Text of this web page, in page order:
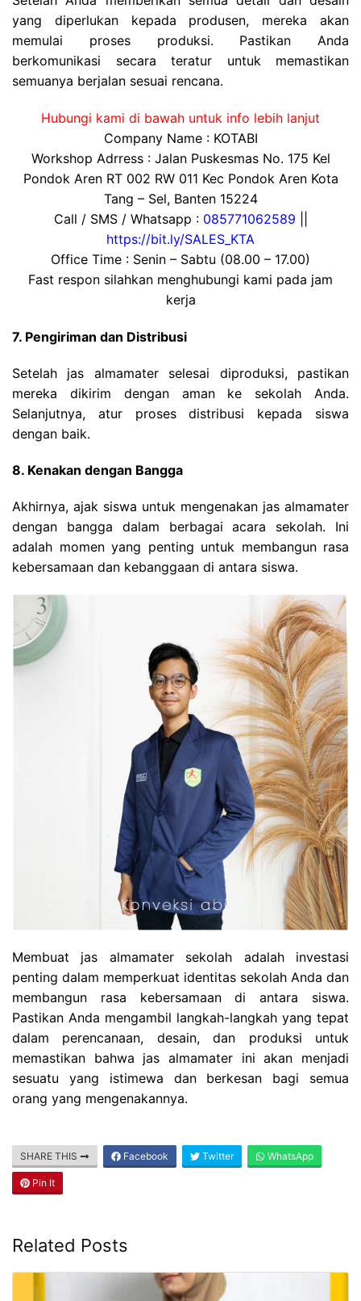
yang diperlukan kepada produsen, mereka akan
memulai proses produksi. Pastikan Anda
berkomunikasi secara teratur untuk memastikan
semuanya berjalan sesuai rencana.
Hubungi kami di bawah untuk info lebih lanjut
Company Name : KOTABI
Workshop Adrress : Jalan Puskesmas No. 175 Kel
Pondok Aren RT 002 RW 011 Kec Pondok Aren Kota
Tang – Sel, Banten 15224
Call / SMS / Whatsapp : 085771062589
https://bit.ly/SALES_KTA
Office Time : Senin – Sabtu (08.00 – 17.00)
Fast respon silahkan menghubungi kami pada jam
kerja
7. Pengiriman dan Distribusi
Setelah jas almamater selesai diproduksi, pastikan
mereka dikirim dengan aman ke sekolah Anda.
Selanjutnya, atur proses distribusi kepada siswa
dengan baik.
8. Kenakan dengan Bangga
Akhirnya, ajak siswa untuk mengenakan jas almamater
dengan bangga dalam berbagai acara sekolah. Ini
adalah momen yang penting untuk membangun rasa
kebersamaan dan kebanggaan di antara siswa.
Membuat jas almamater sekolah adalah investasi
penting dalam memperkuat identitas sekolah Anda dan
membangun rasa kebersamaan di antara siswa.
Pastikan Anda mengambil langkah-langkah yang tepat
dalam perencanaan, desain, dan produksi untuk
memastikan bahwa jas almamater ini akan menjadi
sesuatu yang istimewa dan berkesan bagi semua
orang yang mengenakannya.
SHARE THIS Facebook Twitter WhatsApp
Pin It
Related Posts